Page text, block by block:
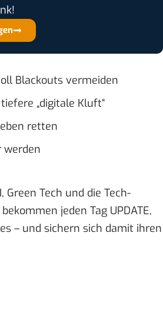
Blackouts vermeiden
„digitale Kluft“
retten
werden
Green Tech und die Tech-
jeden Tag UPDATE,
– und sichern sich damit ihren